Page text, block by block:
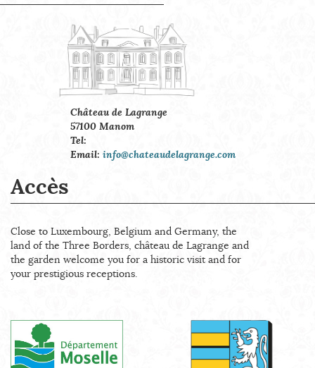
Château de Lagrange
57100 Manom
Tel:
Email: info@chateaudelagrange.com
Accès
Close to Luxembourg, Belgium and Germany, the
land of the Three Borders, château de Lagrange and
the garden welcome you for a historic visit and for
your prestigious receptions.